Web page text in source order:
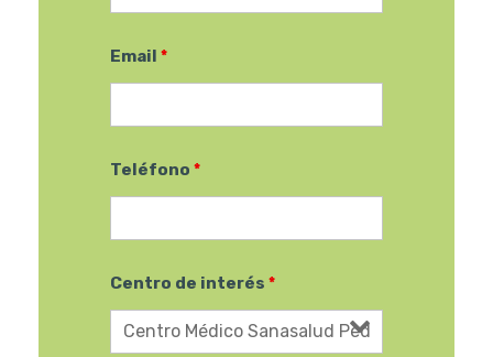
Email *
Teléfono *
Centro de interés *